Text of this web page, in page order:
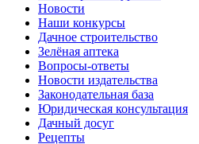
Новости
Наши конкурсы
Дачное строительство
Зелёная аптека
Вопросы-ответы
Новости издательства
Законодательная база
Юридическая консультация
Дачный досуг
Рецепты